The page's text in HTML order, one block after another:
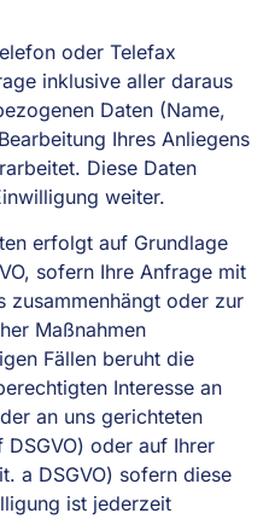
oder Telefax
inklusive aller daraus
Daten (Name,
Ihres Anliegens
Diese Daten
weiter.
erfolgt auf Grundlage
sofern Ihre Anfrage mit
zusammenhängt oder zur
Maßnahmen
Fällen beruht die
Interesse an
an uns gerichteten
oder auf Ihrer
a DSGVO) sofern diese
ist jederzeit